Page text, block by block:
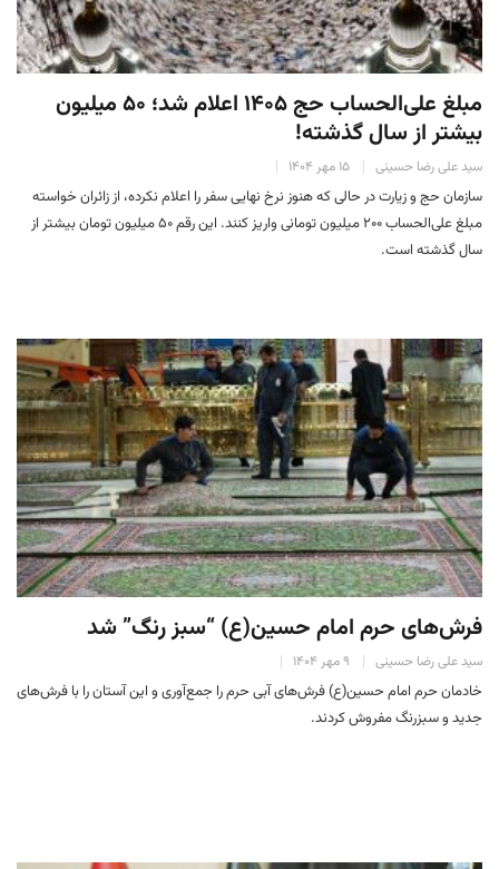
مبلغ علی‌الحساب حج ۱۴۰۵ اعلام شد؛ ۵۰ میلیون
بیشتر از سال گذشته!
سید علی رضا حسینی ۱۵ مهر ۱۴۰۴
سازمان حج و زیارت در حالی که هنوز نرخ نهایی سفر را اعلام نکرده، از زائران خواسته
مبلغ علی‌الحساب ۲۰۰ میلیون تومانی واریز کنند. این رقم ۵۰ میلیون تومان بیشتر از
سال گذشته است.
فرش‌های حرم امام حسین(ع) “سبز رنگ” شد
سید علی رضا حسینی ۹ مهر ۱۴۰۴
خادمان حرم امام حسین(ع) فرش‌های آبی حرم را جمع‌آوری و این آستان را با فرش‌های
جدید و سبزرنگ مفروش کردند.